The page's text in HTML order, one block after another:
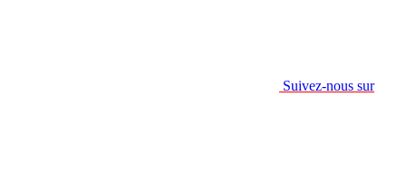
Suivez-nous sur